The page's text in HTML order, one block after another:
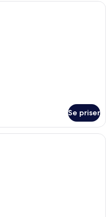
Ett hotellrum med en sänggavel i
Se priser
Standard tvåbäddsrum | Minibar,